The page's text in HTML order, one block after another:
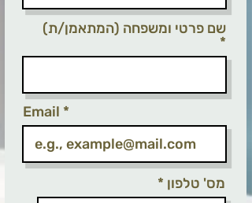
שם פרטי ומשפחה (המתאמן/ת)
Email
מס' טלפון